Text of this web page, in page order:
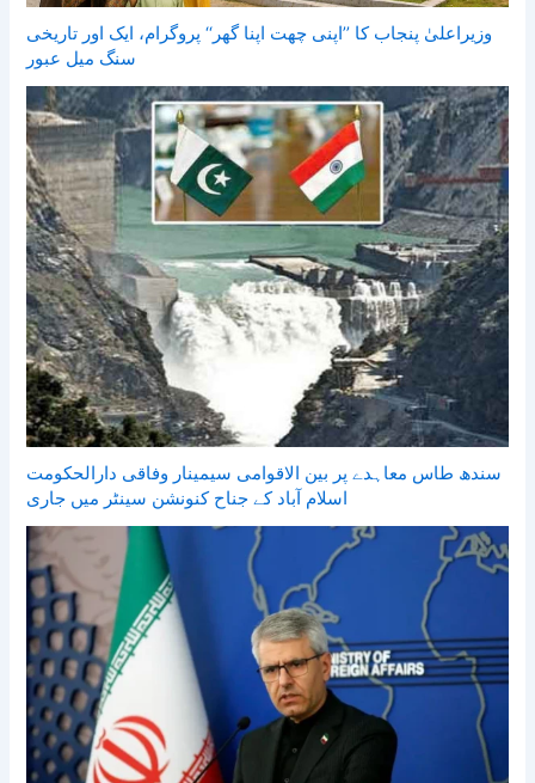
وزیراعلیٰ پنجاب کا ’’اپنی چھت اپنا گھر‘‘ پروگرام، ایک اور تاریخی
سنگ میل عبور
سندھ طاس معاہدے پر بین الاقوامی سیمینار وفاقی دارالحکومت
اسلام آباد کے جناح کنونشن سینٹر میں جاری